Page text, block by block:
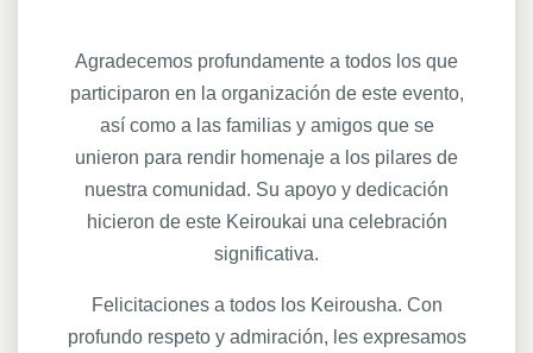
Agradecemos profundamente a todos los que
participaron en la organización de este evento,
así como a las familias y amigos que se
unieron para rendir homenaje a los pilares de
nuestra comunidad. Su apoyo y dedicación
hicieron de este Keiroukai una celebración
significativa.
Felicitaciones a todos los Keirousha. Con
profundo respeto y admiración, les expresamos